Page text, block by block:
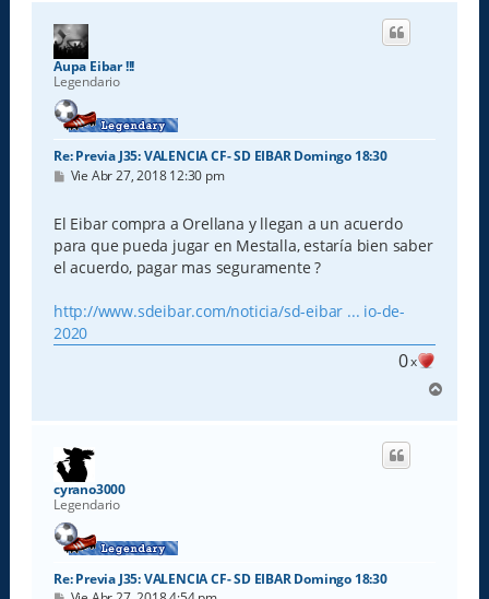
Aupa Eibar !!!
Legendario
Re: Previa J35: VALENCIA CF- SD EIBAR Domingo 18:30
M
s
a
j
e
Vie Abr 27, 2018 12:30 pm
El Eibar compra a Orellana y llegan a un acuerdo
para que pueda jugar en Mestalla, estaría bien saber
el acuerdo, pagar mas seguramente ?
http://www.sdeibar.com/noticia/sd-eibar ... io-de-
2020
0x
r
cyrano3000
Legendario
Re: Previa J35: VALENCIA CF- SD EIBAR Domingo 18:30